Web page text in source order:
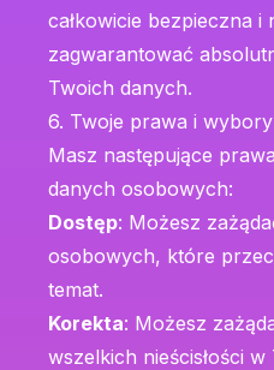
całkowicie bezpieczna i
zagwarantować
Twoich danych.
6. Twoje prawa i wybory
Masz następujące
danych osobowych:
Dostęp: Możesz
osobowych, które
temat.
Korekta: Możesz
wszelkich nieścisłości